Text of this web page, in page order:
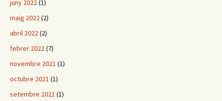
juny 2022(1)
maig 2022(2)
abril 2022(2)
febrer 2022(7)
novembre 2021 (1)
octubre 2021 (1)
setembre 2021 (1)